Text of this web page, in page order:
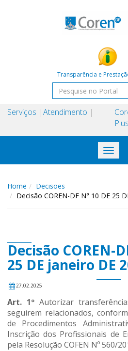
Transparência e
Serviços Atendimento
Plus
Toggle
Home
Decisões
Decisão COREN-DF N° 10 DE 25
Decisão COREN-
25 DE janeiro DE
27.02.2025
Art. 1ºAutorizar
seguirem relacionados,
de Procedimentos
Inscrição dos Profissionais de
pela Resolução COFEN Nº 560/